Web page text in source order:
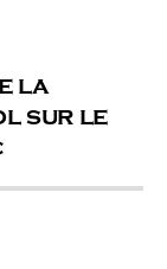
la
sur le